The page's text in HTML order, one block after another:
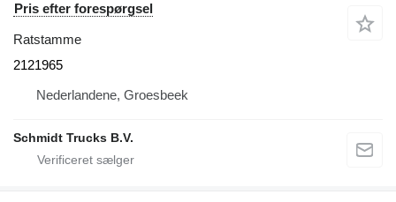
Pris efter forespørgsel
Ratstamme
2121965
Nederlandene, Groesbeek
Schmidt Trucks B.V.